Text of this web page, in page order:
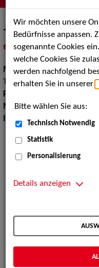
Jo Irmscher
inMeine Merkliste
Musik:Volksmusik und
Tanzmusik
Pop Rock Tanzmusik:
Musik Shows:
Instrument:Gitarre
Wir möchten unsere
Bedürfnisse anpassen.
sogenannte Cookies
welche Cookies Sie
werden nachfolgend
erhalten Sie in unserer
Bitte wählen Sie aus:
Technisch Notwendig
Statistik
Personalisierung
Details anzeigen